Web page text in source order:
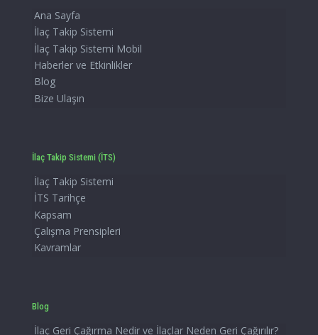
Ana Sayfa
İlaç Takip Sistemi
İlaç Takip Sistemi Mobil
Haberler ve Etkinlikler
Blog
Bize Ulaşın
İlaç Takip Sistemi (İTS)
İlaç Takip Sistemi
İTS Tarihçe
Kapsam
Çalışma Prensipleri
Kavramlar
Blog
İlaç Geri Çağırma Nedir ve İlaçlar Neden Geri Çağırılır?